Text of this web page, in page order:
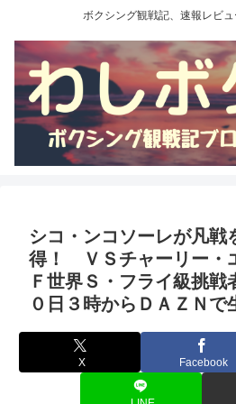
ボクシング観戦記、速報レビ
シコ・ンコソーレが凡戦
得！ ＶＳチャーリー・
Ｆ世界Ｓ・フライ級挑戦
０日３時からＤＡＺＮで
X Facebook